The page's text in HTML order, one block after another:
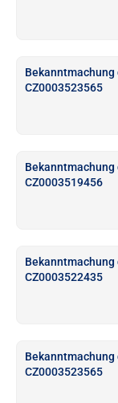
Bekanntmachung
CZ0003523565
Bekanntmachung
CZ0003519456
Bekanntmachung
CZ0003522435
Bekanntmachung
CZ0003523565